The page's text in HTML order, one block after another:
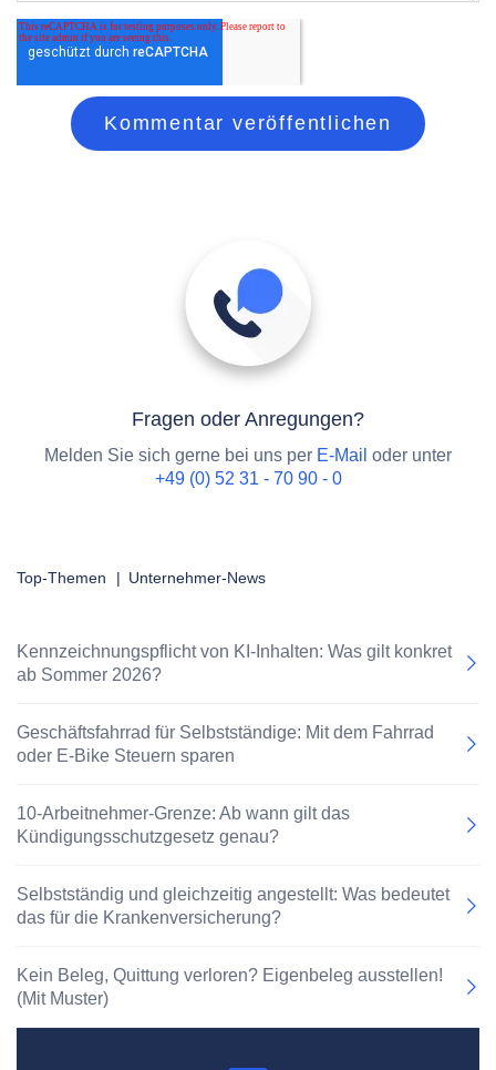
Fragen oder Anregungen?
Melden Sie sich gerne bei uns per E-Mail oder unter
+49 (0) 52 31 - 70 90 - 0
Top-Themen | Unternehmer-News
Kennzeichnungspflicht von KI-Inhalten: Was gilt konkret
ab Sommer 2026?
Geschäftsfahrrad für Selbstständige: Mit dem Fahrrad
oder E-Bike Steuern sparen
10-Arbeitnehmer-Grenze: Ab wann gilt das
Kündigungsschutzgesetz genau?
Selbstständig und gleichzeitig angestellt: Was bedeutet
das für die Krankenversicherung?
Kein Beleg, Quittung verloren? Eigenbeleg ausstellen!
(Mit Muster)